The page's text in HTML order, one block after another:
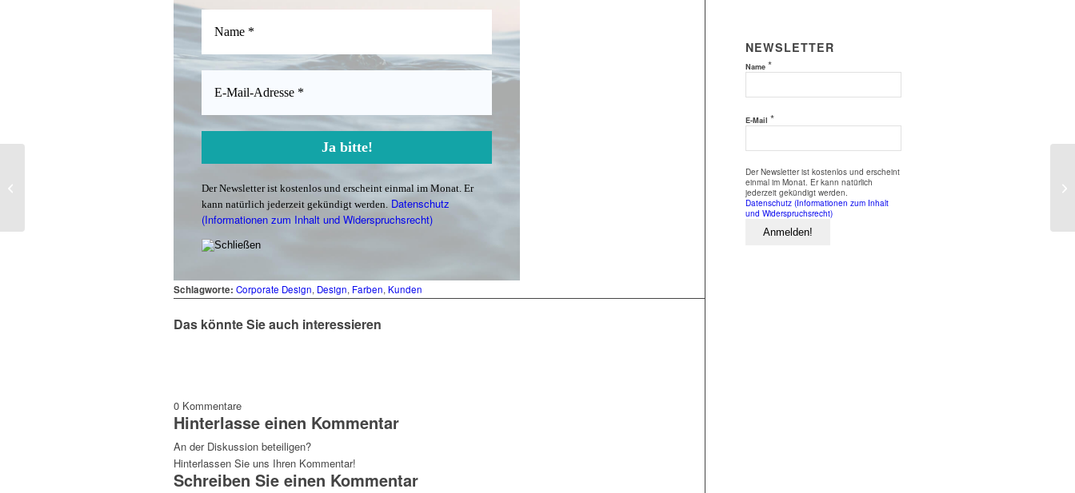
Der Newsletter ist kostenlos und erscheint einmal im Monat. Er
kann natürlich jederzeit gekündigt werden. Datenschutz
(Informationen zum Inhalt und Widerspruchsrecht)
Schlagworte: Corporate Design, Design, Farben, Kunden
Das könnte Sie auch interessieren
0 Kommentare
Hinterlasse einen Kommentar
An der Diskussion beteiligen?
Hinterlassen Sie uns Ihren Kommentar!
Schreiben Sie einen Kommentar
NEWSLETTER
Name*
E-Mail*
Der Newsletter ist kostenlos und erscheint
einmal im Monat. Er kann natürlich
jederzeit gekündigt werden.
Datenschutz (Informationen zum Inhalt
und Widerspruchsrecht)